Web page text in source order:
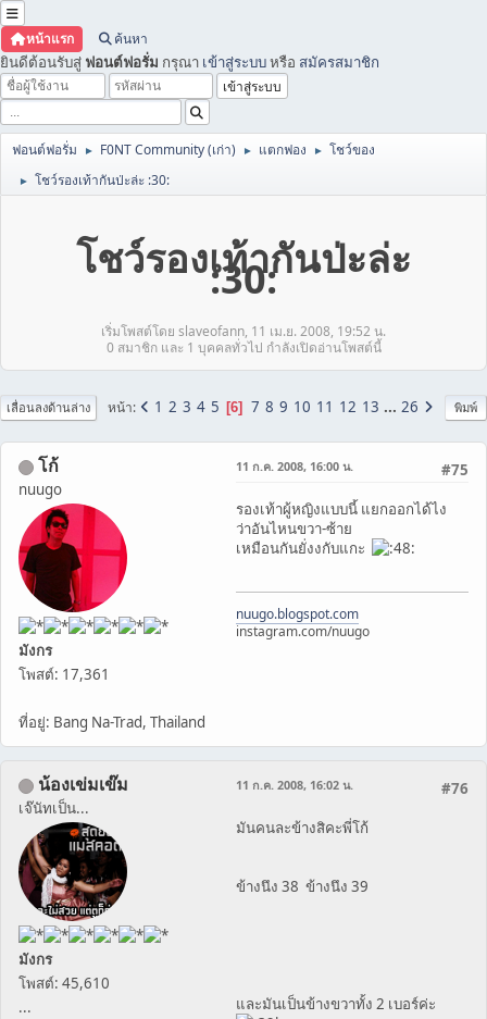
หน้าแรก ค้นหา
ยินดีต้อนรับสู่ ฟอนต์ฟอรั่ม กรุณา เข้าสู่ระบบหรือ สมัครสมาชิก
ฟอนต์ฟอรั่ม ► F0NT Community (เก่า) ► แตกฟอง ► โชว์ของ
► โชว์รองเท้ากันป่ะล่ะ :30:
โชว์รองเท้ากันป่ะล่ะ
:30:
เริ่มโพสต์โดย slaveofann, 11 เม.ย. 2008, 19:52 น.
0 สมาชิก และ 1 บุคคลทั่วไป กำลังเปิดอ่านโพสต์นี้
พิมพ์
เลื่อนลงด้านล่าง หน้า 1 2 3 4 5 6 7 8 9 10 11 12 13 ... 26
โก้
nuugo
มังกร
โพสต์: 17,361
ที่อยู่: Bang Na-Trad, Thailand
#75
11 ก.ค. 2008, 16:00 น.
รองเท้าผู้หญิงแบบนี้ แยกออกได้ไง
ว่าอันไหนขวา-ซ้าย
เหมือนกันยั่งงกับแกะ
nuugo.blogspot.com
instagram.com/nuugo
น้องเข่มเข๊ม
เจ๊นัทเป็น...
มังกร
โพสต์: 45,610
...
#76
11 ก.ค. 2008, 16:02 น.
มันคนละข้างสิคะพี่โก้
ข้างนึง 38 ข้างนึง 39
และมันเป็นข้างขวาทั้ง 2 เบอร์ค่ะ